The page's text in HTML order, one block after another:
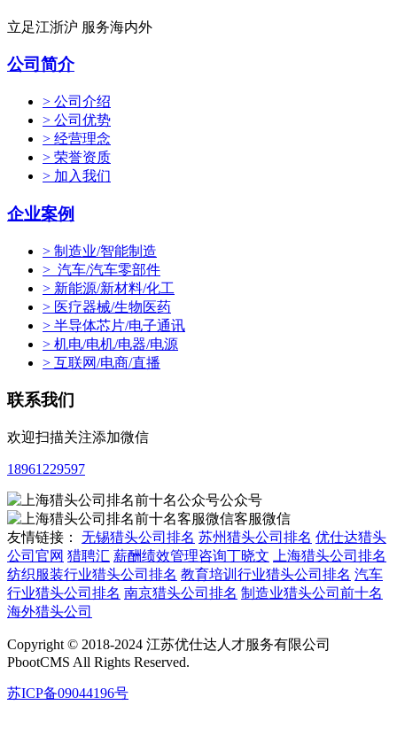
立足江浙沪 服务海内外
公司简介
> 公司介绍
> 公司优势
> 经营理念
> 荣誉资质
> 加入我们
企业案例
> 制造业/智能制造
> 汽车/汽车零部件
> 新能源/新材料/化工
> 医疗器械/生物医药
> 半导体芯片/电子通讯
> 机电/电机/电器/电源
> 互联网/电商/直播
联系我们
欢迎扫描关注添加微信
18961229597
公众号
客服微信
友情链接： 无锡猎头公司排名 苏州猎头公司排名 优仕达猎头
公司官网 猎聘汇 薪酬绩效管理咨询丁晓文
上海猎头公司排名
纺织服装行业猎头公司排名 教育培训行业猎头公司排名 汽车
行业猎头公司排名 南京猎头公司排名 制造业猎头公司前十名
海外猎头公司
Copyright © 2018-2024 江苏优仕达人才服务有限公司
PbootCMS All Rights Reserved.
苏ICP备09044196号